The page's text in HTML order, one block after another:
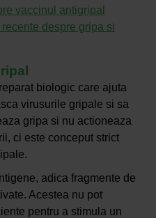
vaccinul antigripal
despre gripa si
biologic care ajuta
virusurile gripale si sa
gripa si nu actioneaza
ci este conceput strict
adica fragmente de
Acestea nu pot
pentru a stimula un